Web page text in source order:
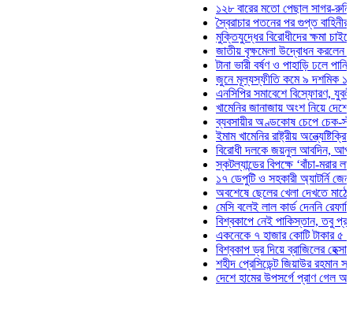
১২৮ বারের মতো পেছাল সাগর-রুনি হত্যা
স্বৈরাচার পতনের পর গুপ্ত বাহিনীর
মুক্তিযুদ্ধের বিরোধীদের ক্ষমা চাইতে হবে:
জাতীয় বৃক্ষমেলা উদ্বোধন করলেন
টানা ভারী বর্ষণ ও পাহাড়ি ঢলে পানিবন্দি
জুনে মূল্যস্ফীতি কমে ৯ দশমিক ১৬
এনসিপির সমাবেশে বিস্ফোরণ, যুবলীগের
খামেনির জানাজায় অংশ নিয়ে দেশে
ব্যবসায়ীর অণ্ডকোষ চেপে চেক-স্ট্যাম্পে
ইমাম খামেনির রাষ্ট্রীয় অন্ত্যেষ্টিক্রিয়ায়
বিরোধী দলকে জয়নুল আবদিন, আপনারা
স্কটল্যান্ডের বিপক্ষে ‘বাঁচা-মরার লড়াইয়ে’
১৭ ডেপুটি ও সহকারী অ্যাটর্নি
অবশেষে ছেলের খেলা দেখতে মাঠে
মেসি বলেই লাল কার্ড দেননি রেফারি!
বিশ্বকাপে নেই পাকিস্তান, তবু প্রতিটি
একনেকে ৭ হাজার কোটি টাকার ৫
বিশ্বকাপ ড্র দিয়ে ব্রাজিলের হেক্সা মিশন
শহীদ প্রেসিডেন্ট জিয়াউর রহমান
দেশে হামের উপসর্গে প্রাণ গেল আরও ৮